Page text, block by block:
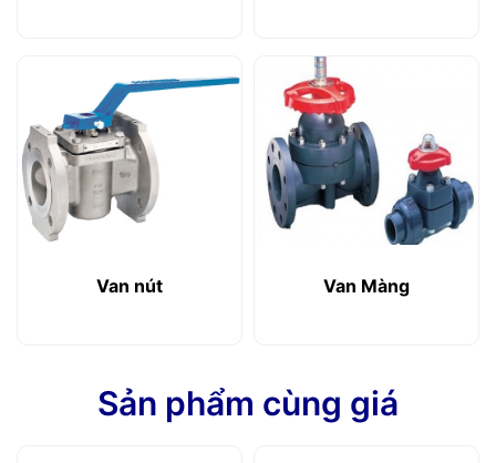
Van nút Van Màng
Sản phẩm cùng giá